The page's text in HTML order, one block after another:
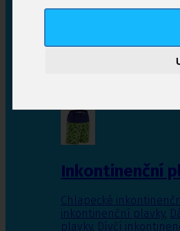
Inkontinenční
Inkontinenční
Chlapecké
inkontinenční plavky,
plavky, Dívčí